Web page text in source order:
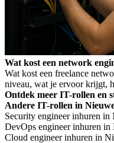
Wat kost een network
Wat kost een freelance
niveau, wat je ervoor krijgt,
Wet DBA-risico voorkomt.
Ontdek meer IT-rollen en
Andere IT-rollen in
Security engineer inhuren in
DevOps engineer inhuren in
Cloud engineer inhuren in